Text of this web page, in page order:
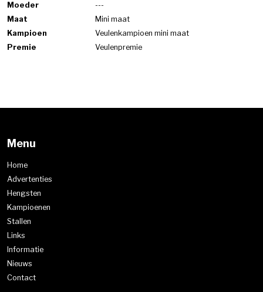
Moeder
---
Maat
Mini maat
Kampioen
Veulenkampioen mini maat
Premie
Veulenpremie
Menu
Home
Advertenties
Hengsten
Kampioenen
Stallen
Links
Informatie
Nieuws
Contact